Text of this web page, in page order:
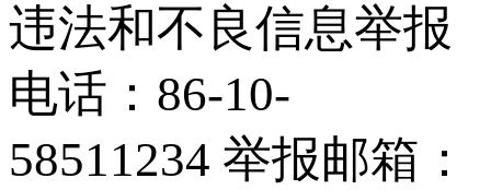
违法和不良信息举报
电话：86-10-
58511234 举报邮箱：